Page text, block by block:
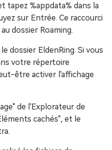
tapez %appdata% dans la
sur Entrée. Ce raccourci
dossier Roaming.
dossier EldenRing. Si vous
votre répertoire
être activer l'affichage
de l'Explorateur de
cachés", et le